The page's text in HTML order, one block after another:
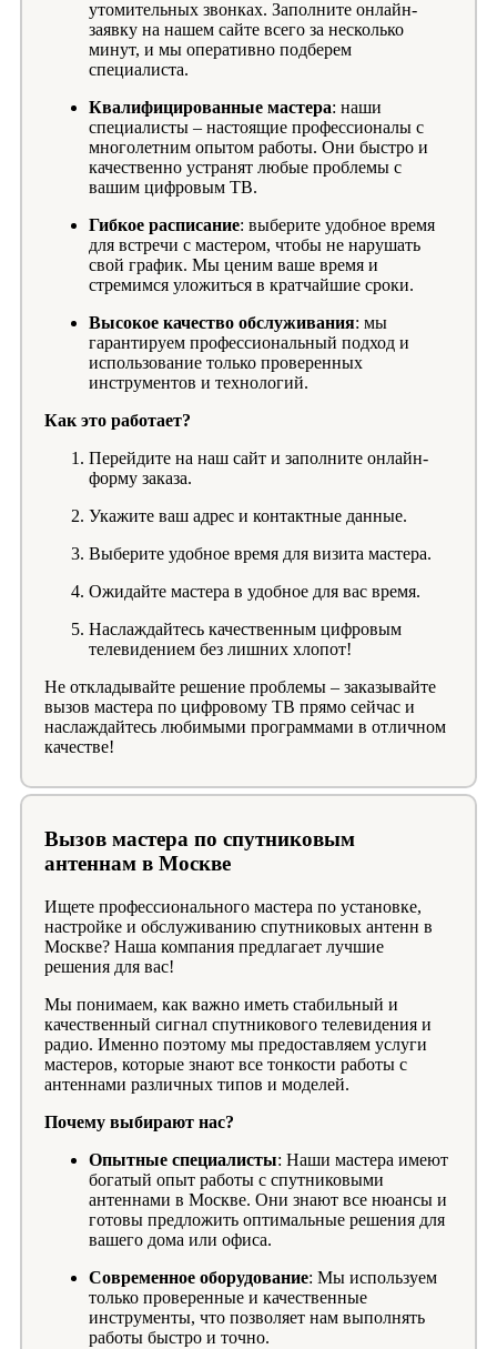
утомительных звонках. Заполните онлайн-
заявку на нашем сайте всего за несколько
минут, и мы оперативно подберем
специалиста.
Квалифицированные мастера: наши
специалисты – настоящие профессионалы с
многолетним опытом работы. Они быстро и
качественно устранят любые проблемы с
вашим цифровым ТВ.
Гибкое расписание: выберите удобное время
для встречи с мастером, чтобы не нарушать
свой график. Мы ценим ваше время и
стремимся уложиться в кратчайшие сроки.
Высокое качество обслуживания: мы
гарантируем профессиональный подход и
использование только проверенных
инструментов и технологий.
Как это работает?
Перейдите на наш сайт и заполните онлайн-
форму заказа.
Укажите ваш адрес и контактные данные.
Выберите удобное время для визита мастера.
Ожидайте мастера в удобное для вас время.
Наслаждайтесь качественным цифровым
телевидением без лишних хлопот!
Не откладывайте решение проблемы – заказывайте
вызов мастера по цифровому ТВ прямо сейчас и
наслаждайтесь любимыми программами в отличном
качестве!
Вызов мастера по спутниковым
антеннам в Москве
Ищете профессионального мастера по установке,
настройке и обслуживанию спутниковых антенн в
Москве? Наша компания предлагает лучшие
решения для вас!
Мы понимаем, как важно иметь стабильный и
качественный сигнал спутникового телевидения и
радио. Именно поэтому мы предоставляем услуги
мастеров, которые знают все тонкости работы с
антеннами различных типов и моделей.
Почему выбирают нас?
Опытные специалисты: Наши мастера имеют
богатый опыт работы с спутниковыми
антеннами в Москве. Они знают все нюансы и
готовы предложить оптимальные решения для
вашего дома или офиса.
Современное оборудование: Мы используем
только проверенные и качественные
инструменты, что позволяет нам выполнять
работы быстро и точно.